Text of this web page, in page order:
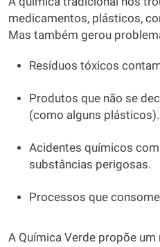
medicamentos, plásticos,
Mas também gerou
Resíduos tóxicos
Produtos que não se
(como alguns plásticos).
Acidentes químicos
substâncias perigosas.
Processos que
A Química Verde propõe